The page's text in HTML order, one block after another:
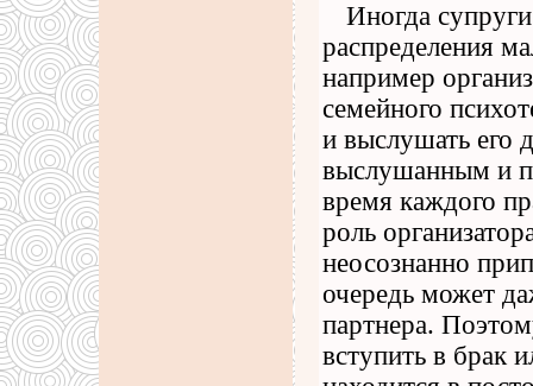
Иногда
распределения
например
семейного
и выслушать его
выслушанным и
время каждого
роль
неосознанно
очередь может
партнера.
вступить в брак